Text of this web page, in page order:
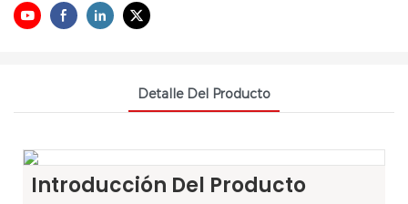
Detalle Del Producto
Introducción Del Producto